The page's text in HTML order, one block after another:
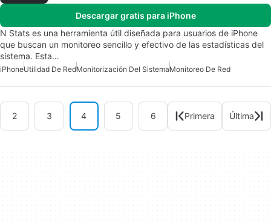
Descargar gratis para iPhone
N Stats es una herramienta útil diseñada para usuarios de iPhone
que buscan un monitoreo sencillo y efectivo de las estadísticas del
sistema. Esta…
iPhoneUtilidad De RedMonitorización Del SistemaMonitoreo De Red
2 3 4 5 6 Primera Última